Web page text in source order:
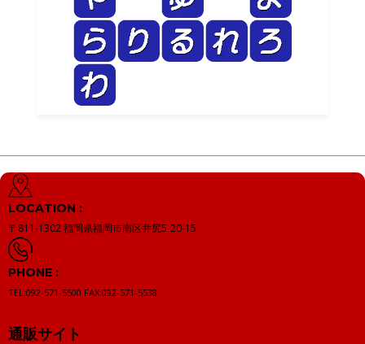
LOCATION :
〒811-1302福岡県福岡市南区井尻5-20-15
PHONE :
TEL:092-571-5500 FAX:092-571-5538
通販サイト